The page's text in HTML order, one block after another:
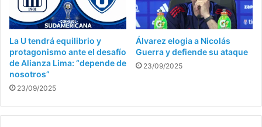
La U tendrá equilibrio y
protagonismo ante el desafío
de Alianza Lima: “depende de
nosotros”
23/09/2025
Álvarez elogia a Nicolás
Guerra y defiende su ataque
23/09/2025